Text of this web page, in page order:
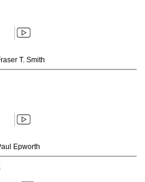
T. Smith
Epworth